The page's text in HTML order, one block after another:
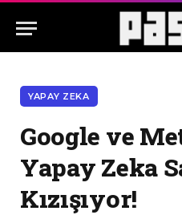
YAPAY ZEKA
Google ve
Yapay Zeka
Kızışıyor!